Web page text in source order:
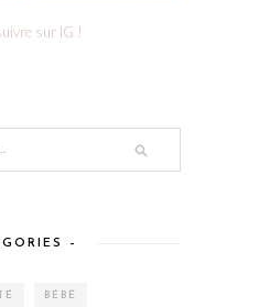
sur IG !
–
BÉBÉ